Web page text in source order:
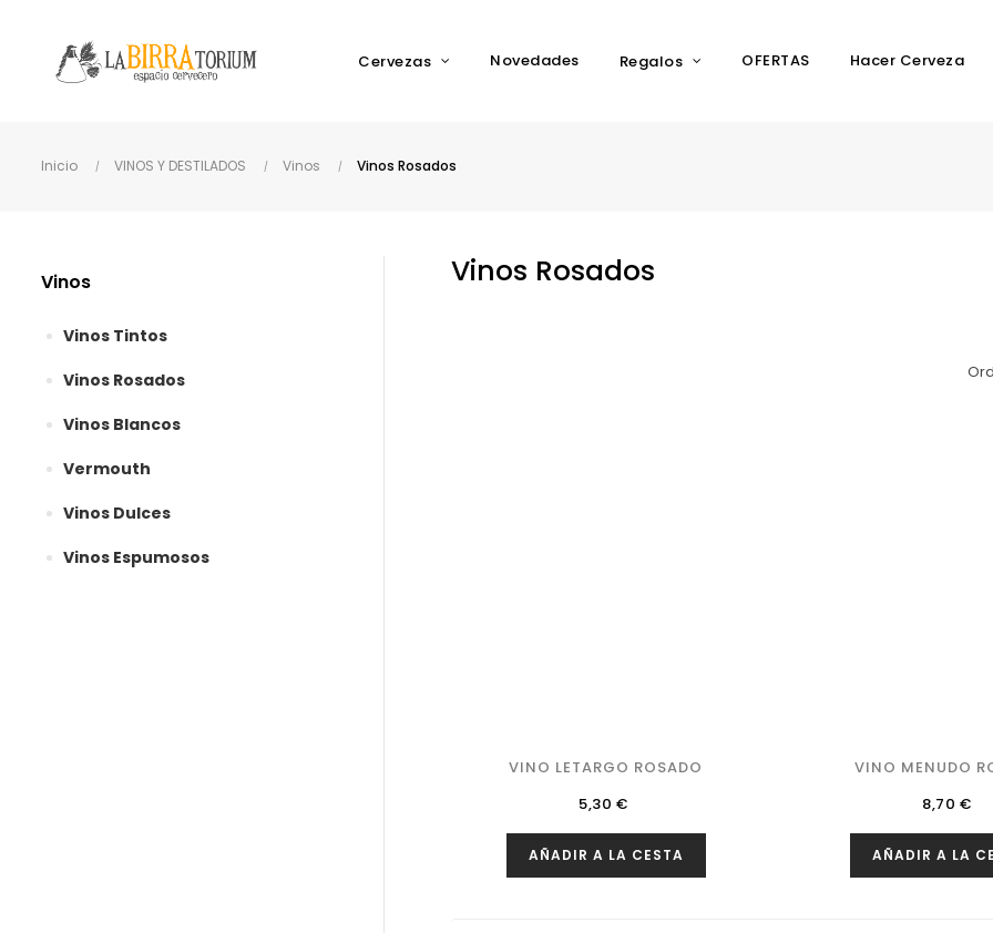
Cervezas Novedades Regalos OFERTAS Hacer Cerveza
Inicio VINOS Y DESTILADOS Vinos Vinos Rosados
Vinos
Vinos Tintos
Vinos Rosados
Vinos Blancos
Vermouth
Vinos Dulces
Vinos Espumosos
Vinos Rosados
VINO LETARGO ROSADO
Precio
5,30 €
AÑADIR A LA CESTA
VINO MENUDO
Precio
8,70 €
AÑADIR A LA